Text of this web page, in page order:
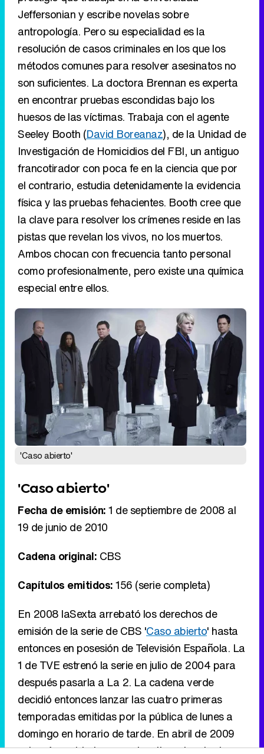
Jeffersonian y escribe novelas sobre
antropología. Pero su especialidad es la
resolución de casos criminales en los que los
métodos comunes para resolver asesinatos no
son suficientes. La doctora Brennan es experta
en encontrar pruebas escondidas bajo los
huesos de las víctimas. Trabaja con el agente
Seeley Booth (David Boreanaz), de la Unidad de
Investigación de Homicidios del FBI, un antiguo
francotirador con poca fe en la ciencia que por
el contrario, estudia detenidamente la evidencia
física y las pruebas fehacientes. Booth cree que
la clave para resolver los crímenes reside en las
pistas que revelan los vivos, no los muertos.
Ambos chocan con frecuencia tanto personal
como profesionalmente, pero existe una química
especial entre ellos.
'Caso abierto'
'Caso abierto'
Fecha de emisión:1 de septiembre de 2008 al
19 de junio de 2010
Cadena original: CBS
Capítulos emitidos:156 (serie completa)
En 2008 laSexta arrebató los derechos de
emisión de la serie de CBS 'Caso abierto' hasta
entonces en posesión de Televisión Española. La
1 de TVE estrenó la serie en julio de 2004 para
después pasarla a La 2. La cadena verde
decidió entonces lanzar las cuatro primeras
temporadas emitidas por la pública de lunes a
domingo en horario de tarde. En abril de 2009
estrenó en abierto y en prime time el resto de